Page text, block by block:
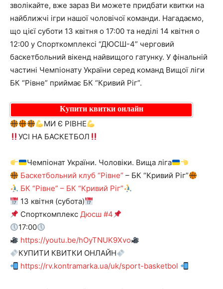
зволікайте, вже зараз Ви можете придбати квитки на
найближчі ігри нашої чоловічої команди. Нагадаємо,
що цієї суботи 13 квітня о 17:00 та неділі 14 квітня о
12:00 у Спорткомплексі “ДЮСШ-4” черговий
баскетбольний вікенд найвищого гатунку. У фінальній
частині Чемпіонату України серед команд Вищої ліги
БК “Рівне” приймає БК “Кривий Ріг”.
Купити квитки онлайн
МИ Є РІВНЕ
УСІ НА БАСКЕТБОЛ
Чемпіонат України. Чоловіки. Вища ліга
Баскетбольний клуб “Рівне” – БК “Кривий Ріг”
БК “Рівне” – БК “Кривий Ріг”
13 квітня (субота)
СпорткомплексДюсш #4
17:00
https://youtu.be/hOyTNUK9Xvo
КУПИТИ КВИТКИ ОНЛАЙН
https://rv.kontramarka.ua/uk/sport-basketbol